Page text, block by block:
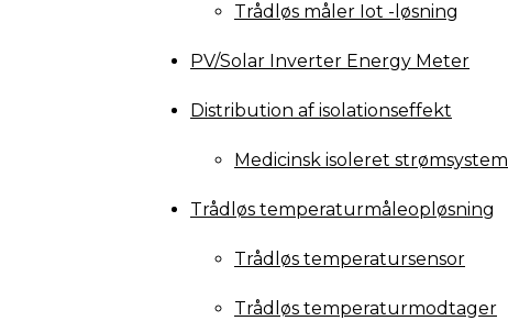
Trådløs måler Iot -løsning
PV/Solar Inverter Energy Meter
Distribution af isolationseffekt
Medicinsk isoleret strømsystem
Trådløs temperaturmåleopløsning
Trådløs temperatursensor
Trådløs temperaturmodtager